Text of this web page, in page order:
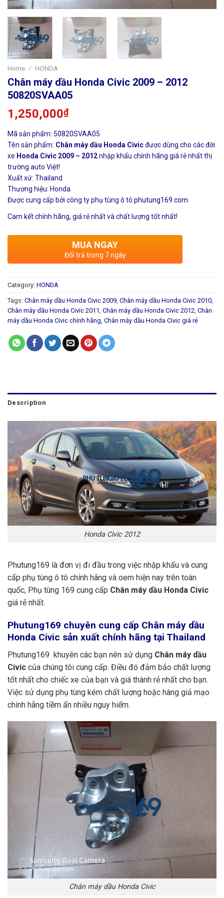
Home / HONDA
Chân máy dầu Honda Civic 2009 – 2012
50820SVAA05
1,250,000₫
Mã sản phẩm: 50820SVAA05
Tên sản phẩm: Chân máy dầu Honda Civicđược dùng cho các đời
xe Honda Civic 2009 – 2012nhập khẩu chính hãng giá rẻ nhất thị
trường auto Việt!
Xuất xứ: Thailand
Thương hiệu: Honda
Được cung cấp bởi công ty phụ tùng ô tô phutung169.com
Cam kết chính hãng, giá rẻ nhất và chất lượng tốt nhất!
MUA NGAY
Đổi trả trong 7 ngày
Category: HONDA
Tags: Chân máy dầu Honda Civic 2009 Chân máy dầu Honda Civic 2010
Chân máy dầu Honda Civic 2011 Chân máy dầu Honda Civic 2012 Chân
máy dầu Honda Civic chính hãng Chân máy dầu Honda Civic giá rẻ
Description
Honda Civic 2012
Phutung169 là đơn vị đi đầu trong việc nhập khẩu và cung
cấp phụ tùng ô tô chính hãng và oem hiện nay trên toàn
quốc, Phụ tùng 169 cung cấp Chân máy dầu Honda Civic
giá rẻ nhất.
Phutung169 chuyên cung cấp Chân máy dầu
Honda Civic sản xuất chính hãng tại Thailand
Phutung169 khuyên các bạn nên sử dụng Chân máy dầu
Civic của chúng tôi cung cấp. Điều đó đảm bảo chất lượng
tốt nhất cho chiếc xe của bạn và giá thành rẻ nhất cho bạn.
Việc sử dụng phụ tùng kém chất lượng hoặc hàng giả mạo
chính hãng tiềm ẩn nhiều nguy hiểm.
Chân máy dầu Honda Civic